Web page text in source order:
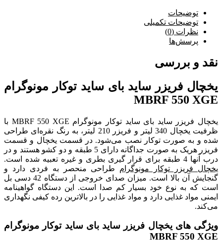
توضیحات
توضیحات تکمیلی
نظرات (0)
پرسش‌ها
نقد و بررسی
یخچال فریزر ساید بای ساید توکار مونوگرام
MBRF 550 XGE
یخچال فریزر ساید بای ساید توکار مونوگرام MBRF 550 XGE با
ظرفیت یخچال 340 لیتر و فریزر 210 لیتر، به رنگ نقره‌ای طراحی
شده و به صورت توکار نصب می‌شود. در قسمت یخچال و قسمت
فریزر هریک به صورت جداگانه دارای 5 طبقه و دو کشو هستند و در
درب آنها 4 طبقه برای قرار گیری بطری و غیره تعبیه شده است.
یخچال فریزر توکار مونوگرام طراحی منحصر به فردی دارد و
گنجایش آن بالا است. میزان صدای خروجی از دستگاه 42 دسی بل
است که به نوع خود بسیار کم صدا است. این دستگاه گواهینامه
ایمنی مواد غذایی دارد و مواد غذایی را در بالاترین رده کیفی نگهداری
می‌کند.
ویژگی های یخچال فریزر ساید بای ساید توکار مونوگرام
MBRF 550 XGE